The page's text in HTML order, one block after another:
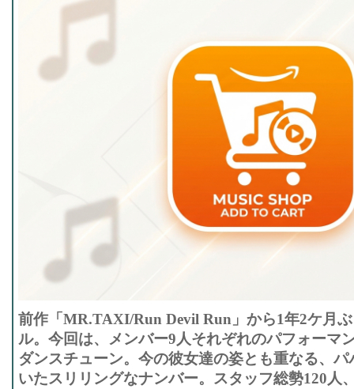
前作「MR.TAXI/Run Devil Run」から1年2ケ月
ル。今回は、メンバー9人それぞれのパフォーマ
ダンスチューン。今の彼女達の姿とも重なる、
いたスリリングなナンバー。スタッフ総勢120人